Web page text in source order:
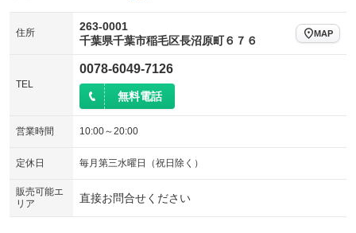
住所
263-0001
千葉県千葉市稲毛区長沼原町６７６
MAP
TEL
0078-6049-7126
無料電話
営業時間 10:00～20:00
定休日 毎月第三水曜日（祝日除く）
販売可能エ
リア
直接お問合せください